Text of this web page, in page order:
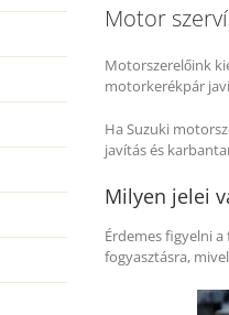
Motor
Motorszerelőink
motorkerékpár
Ha Suzuki
javítás és
Milyen jelei
Érdemes figyelni
fogyasztásra,